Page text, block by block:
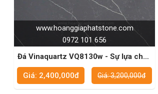
www.hoanggiaphatstone.com
0972 101 656
Đá Vinaquartz VQ8130w - Sự lựa chọn
lý tưởng cho các dự án xây dựng lớn
Giá: 2,400,000đ
Giá: 3,200,000đ